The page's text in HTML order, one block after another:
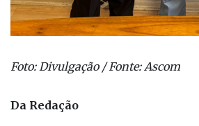
Foto: Divulgação / Fonte: Ascom
Da Redação